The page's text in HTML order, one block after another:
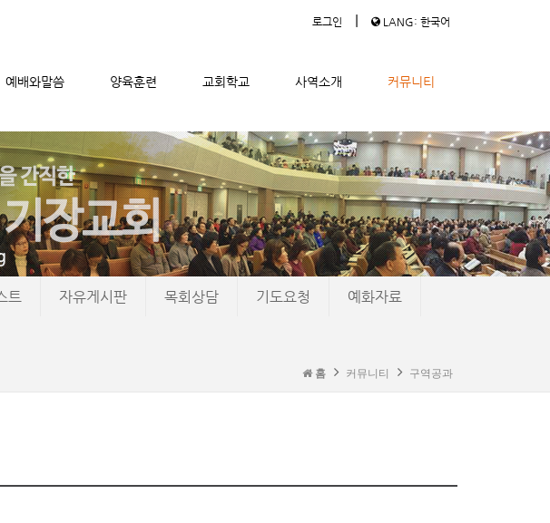
로그인 | LANG: 한국어
예배와말씀 양육훈련 교회학교 사역소개 커뮤니티
트 자유게시판 목회상담 기도요청 예화자료
홈 커뮤니티 구역공과